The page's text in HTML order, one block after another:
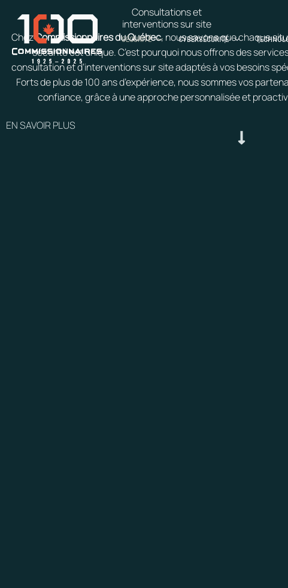
contenu
SÉCURITÉ CYBERSÉCURITÉ
Consultations et
interventions sur site
ChezCommissionnaires du Québec, nous savons que chaque
sécurité est unique. C’est pourquoi nous offrons des
consultation et d’interventions sur site adaptés à vos besoins
Forts de plus de 100 ans d’expérience, nous sommes vos
confiance, grâce à une approche personnalisée et
EN SAVOIR PLUS